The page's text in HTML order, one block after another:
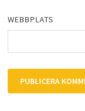
WEBBPLATS